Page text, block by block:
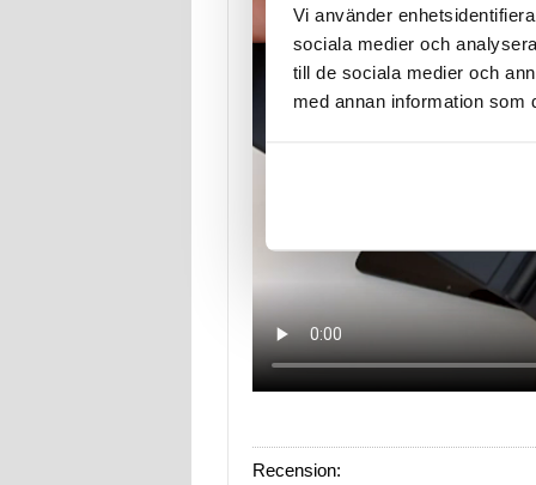
Vi använder
sociala medier och
till de sociala medier och
med annan information som
Recension: